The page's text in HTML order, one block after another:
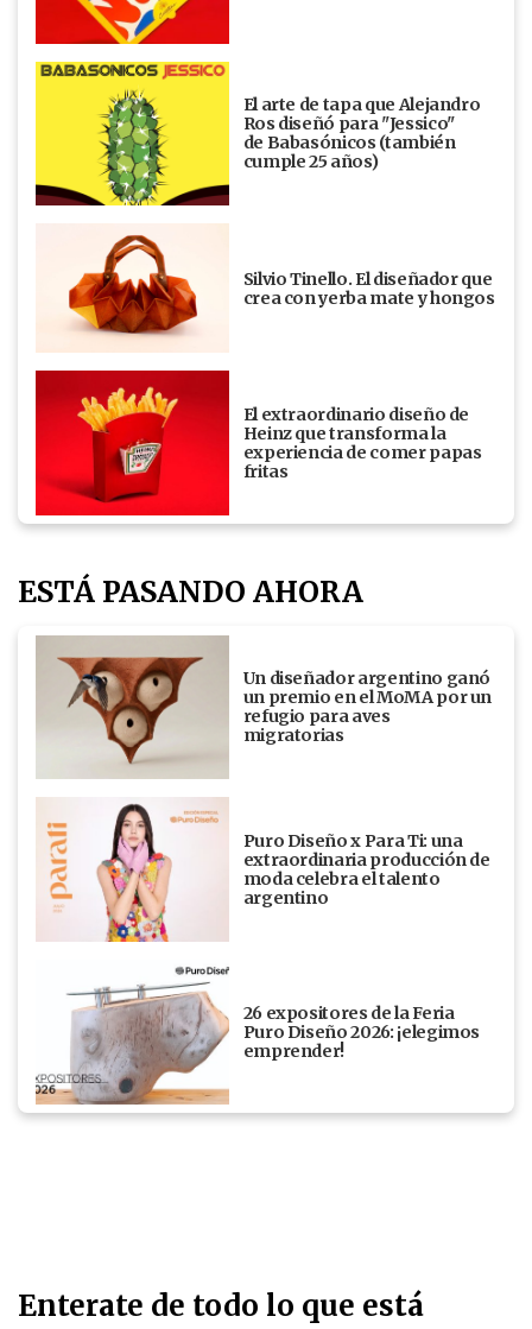
El arte de tapa que Alejandro
Ros diseñó para "Jessico"
de Babasónicos (también
cumple 25 años)
Silvio Tinello. El diseñador que
crea con yerba mate y hongos
El extraordinario diseño de
Heinz que transforma la
experiencia de comer papas
fritas
ESTÁ PASANDO AHORA
Un diseñador argentino ganó
un premio en el MoMA por un
refugio para aves
migratorias
Puro Diseño x Para Ti: una
extraordinaria producción de
moda celebra el talento
argentino
26 expositores de la Feria
Puro Diseño 2026: ¡elegimos
emprender!
Enterate de todo lo que está